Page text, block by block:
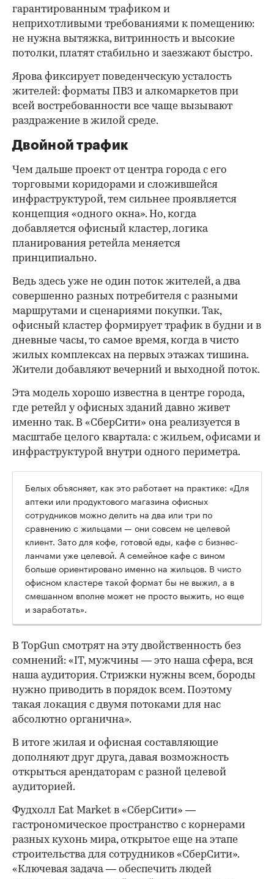
гарантированным трафиком и
неприхотливыми требованиями к помещению:
не нужна вытяжка, витринность и высокие
потолки, платят стабильно и заезжают быстро.
Ярова фиксирует поведенческую усталость
жителей: форматы ПВЗ и алкомаркетов при
всей востребованности все чаще вызывают
раздражение в жилой среде.
Двойной трафик
Чем дальше проект от центра города с его
торговыми коридорами и сложившейся
инфраструктурой, тем сильнее проявляется
концепция «одного окна». Но, когда
добавляется офисный кластер, логика
планирования ретейла меняется
принципиально.
Ведь здесь уже не один поток жителей, а два
совершенно разных потребителя с разными
маршрутами и сценариями покупки. Так,
офисный кластер формирует трафик в будни и в
дневные часы, то самое время, когда в чисто
жилых комплексах на первых этажах тишина.
Жители добавляют вечерний и выходной поток.
Эта модель хорошо известна в центре города,
где ретейл у офисных зданий давно живет
именно так. В «СберСити» она реализуется в
масштабе целого квартала: с жильем, офисами и
инфраструктурой внутри одного периметра.
Белых объясняет, как это работает на практике: «Для
аптеки или продуктового магазина офисных
сотрудников можно делить на два или три по
сравнению с жильцами — они совсем не целевой
клиент. Зато для кофе, готовой еды, кафе с бизнес-
ланчами уже целевой. А семейное кафе с вином
больше ориентировано именно на жильцов. В чисто
офисном кластере такой формат бы не выжил, а в
смешанном вполне может не просто выжить, но еще
и заработать».
В TopGun смотрят на эту двойственность без
сомнений: «IT, мужчины — это наша сфера, вся
наша аудитория. Стрижки нужны всем, бороды
нужно приводить в порядок всем. Поэтому
такая локация с двумя потоками для нас
абсолютно органична».
В итоге жилая и офисная составляющие
дополняют друг друга, давая возможность
открыться арендаторам с разной целевой
аудиторией.
Фудхолл Eat Market в «СберСити» —
гастрономическое пространство с корнерами
разных кухонь мира, открытое еще на этапе
строительства для сотрудников «СберСити».
«Ключевая задача — обеспечить людей